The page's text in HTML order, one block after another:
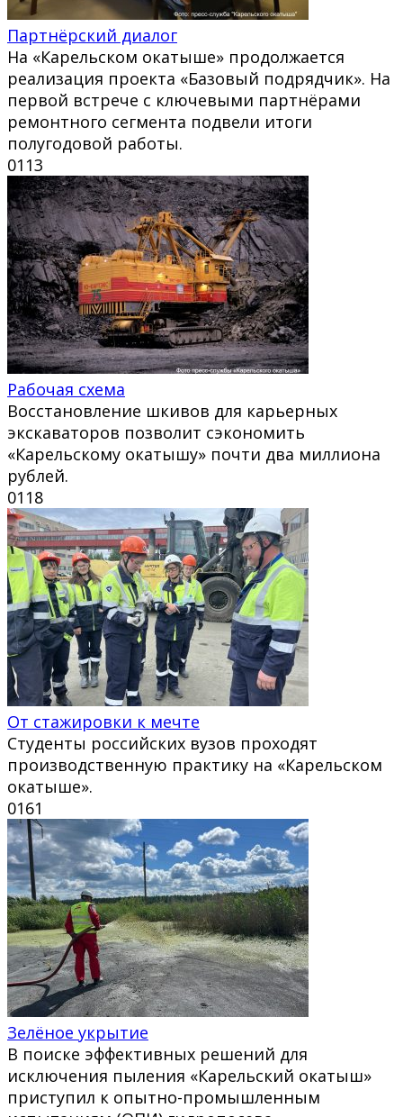
Партнёрский диалог
На «Карельском окатыше» продолжается
реализация проекта «Базовый подрядчик». На
первой встрече с ключевыми партнёрами
ремонтного сегмента подвели итоги
полугодовой работы.
0113
Рабочая схема
Восстановление шкивов для карьерных
экскаваторов позволит сэкономить
«Карельскому окатышу» почти два миллиона
рублей.
0118
От стажировки к мечте
Студенты российских вузов проходят
производственную практику на «Карельском
окатыше».
0161
Зелёное укрытие
В поиске эффективных решений для
исключения пыления «Карельский окатыш»
приступил к опытно-промышленным